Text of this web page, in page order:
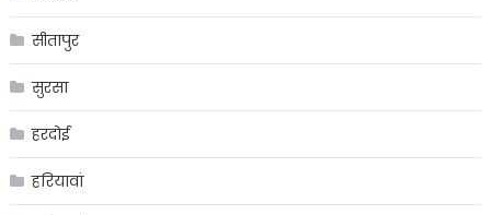
सीतापुर
सुरसा
हरदोई
हरियावां